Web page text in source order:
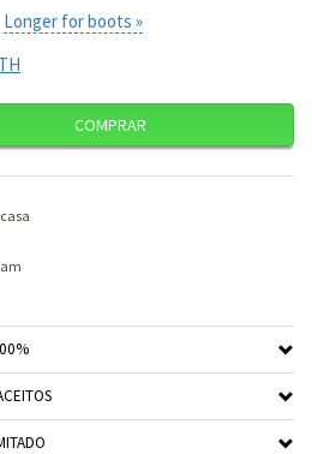
Longer for boots »
COMPRAR